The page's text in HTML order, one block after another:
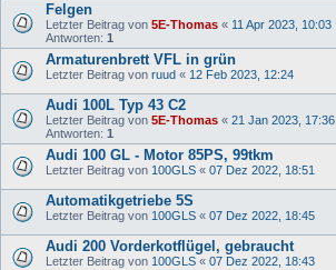
Felgen
Letzter Beitrag von 5E-Thomas « 11 Apr 2023, 10:03
Antworten: 1
Armaturenbrett VFL in grün
Letzter Beitrag von ruud « 12 Feb 2023, 12:24
Audi 100L Typ 43 C2
Letzter Beitrag von 5E-Thomas « 21 Jan 2023, 17:36
Antworten: 1
Audi 100 GL - Motor 85PS, 99tkm
Letzter Beitrag von 100GLS « 07 Dez 2022, 18:51
Automatikgetriebe 5S
Letzter Beitrag von 100GLS « 07 Dez 2022, 18:45
Audi 200 Vorderkotflügel, gebraucht
Letzter Beitrag von 100GLS « 07 Dez 2022, 18:43